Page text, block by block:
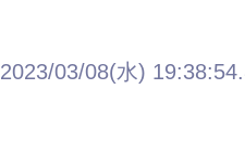
2023/03/08(水)